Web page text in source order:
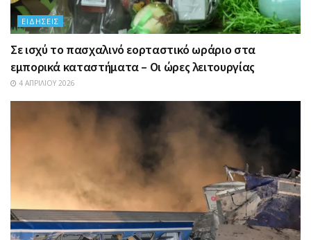
ΕΙΔΉΣΕΙΣ
Σε ισχύ το πασχαλινό εορταστικό ωράριο στα
εμπορικά καταστήματα – Οι ώρες λειτουργίας
4 ΑΠΡΙΛΊΟΥ 2026